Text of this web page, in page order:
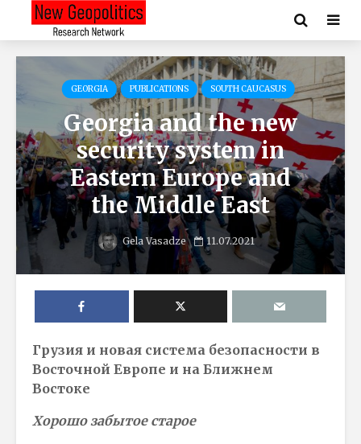
GEORGIA PUBLICATIONS SOUTH CAUCASUS
Georgia and the new
security system in
Eastern Europe and
the Middle East
Gela Vasadze 11.07.2021
Грузия и новая система безопасности в
Восточной Европе и на Ближнем
Востоке
Хорошо забытое старое